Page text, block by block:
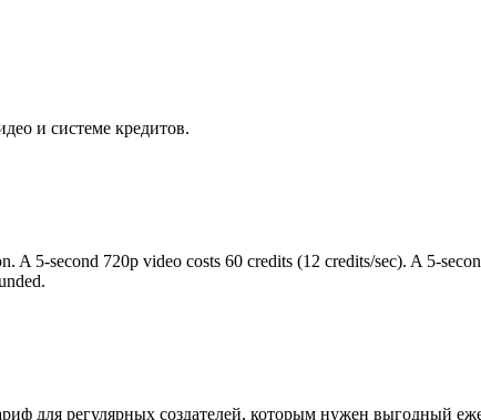
и системе кредитов.
A 5-second 720p video costs 60 credits (12 credits/sec). A 5-
для регулярных создателей, которым нужен выгодный